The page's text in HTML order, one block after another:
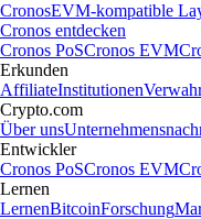
CronosEVM-kompatible
Cronos entdecken
Cronos PoSCronos EVM
Erkunden
AffiliateInstitutionen
Crypto.com
Über uns
Entwickler
Cronos PoSCronos EVM
Lernen
LernenBitcoinForschung